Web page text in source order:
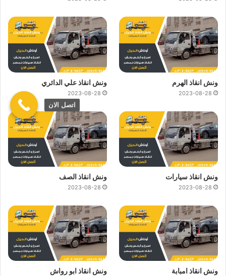
ونش انقاذ الهرم
2023-08-28
ونش انقاذ علي الدائري
2023-08-28
ونش انقاذ سيارات
2023-08-28
ونش انقاذ الصف
2023-08-28
ونش انقاذ امبابة ونش انقاذ ابو رواش
اتصل الان